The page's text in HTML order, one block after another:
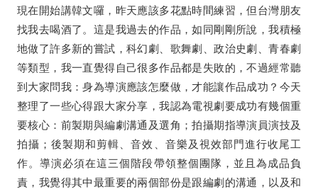
現在開始講韓文囉，昨天應該多花點時間練習，但台灣朋友
找我去喝酒了。這是我過去的作品，如同剛剛所說，我積極
地做了許多新的嘗試，科幻劇、歌舞劇、政治史劇、青春劇
等類型，我一直覺得自己很多作品都是失敗的，不過經常聽
到大家問我：身為導演應該怎麼做，才能讓作品成功？今天
整理了一些心得跟大家分享，我認為電視劇要成功有幾個重
要核心：前製期與編劇溝通及選角；拍攝期指導演員演技及
拍攝；後製期和剪輯、音效、音樂及視效部門進行收尾工
作。導演必須在這三個階段帶領整個團隊，並且為成品負
責，我覺得其中最重要的兩個部份是跟編劇的溝通，以及和